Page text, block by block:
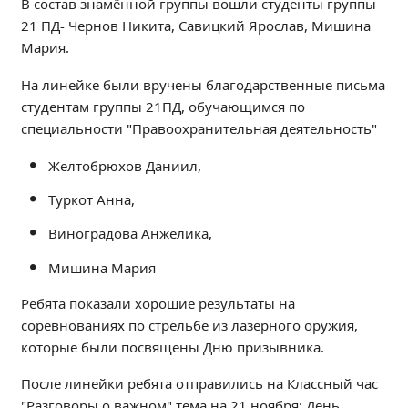
Независимая оценка качества
Профориентация
Контакты
Региональный центр по профилактике ДДТТ
Центр карьеры
Противодействие коррупции
Всероссийское чемпионатное движение
СВЕДЕНИЯ ОБ ОБРАЗОВАТЕЛЬНОЙ ОРГАНИЗАЦИИ
Основные сведения
Структура и органы управления образовательной
организацией
Документы
В состав знамённой группы вошли студенты группы
21 ПД- Чернов Никита, Савицкий Ярослав, Мишина
Мария.
На линейке были вручены благодарственные письма
студентам группы 21ПД, обучающимся по
специальности "Правоохранительная деятельность"
Желтобрюхов Даниил,
Туркот Анна,
Виноградова Анжелика,
Мишина Мария
Ребята показали хорошие результаты на
соревнованиях по стрельбе из лазерного оружия,
которые были посвящены Дню призывника.
После линейки ребята отправились на Классный час